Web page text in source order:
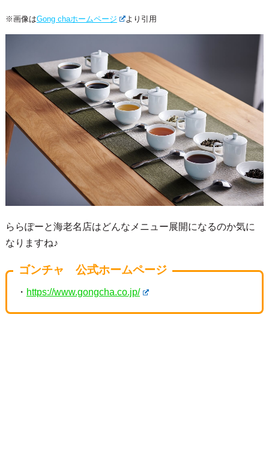
※画像はGong chaホームページ より引用
ららぽーと海老名店はどんなメニュー展開になるのか気に
なりますね♪
ゴンチャ 公式ホームページ
・ https://www.gongcha.co.jp/